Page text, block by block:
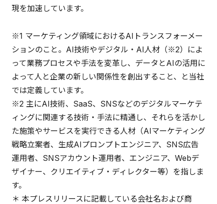
現を加速しています。
※1 マーケティング領域におけるAIトランスフォーメー
ションのこと。AI技術やデジタル・AI人材（※2）によ
って業務プロセスや手法を変革し、データとAIの活用に
よって人と企業の新しい関係性を創出すること、と当社
では定義しています。
※2 主にAI技術、SaaS、SNSなどのデジタルマーケテ
ィングに関連する技術・手法に精通し、それらを活かし
た施策やサービスを実行できる人材（AIマーケティング
戦略立案者、生成AIプロンプトエンジニア、SNS広告
運用者、SNSアカウント運用者、エンジニア、Webデ
ザイナー、クリエイティブ・ディレクター等）を指しま
す。
＊ 本プレスリリースに記載している会社名および商